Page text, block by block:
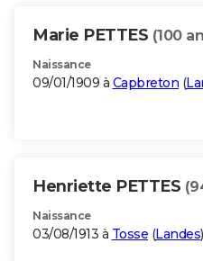
Marie PETTES (100
Naissance
09/01/1909 à Capbreton (
Henriette PETTES
Naissance
03/08/1913 à Tosse (Landes)